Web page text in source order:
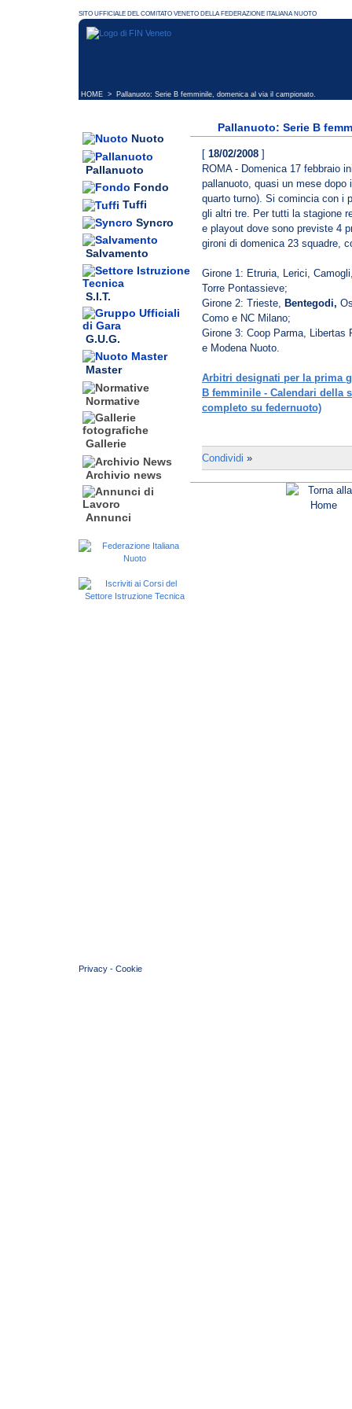
HOME > Pallanuoto: Serie B femminile, domenica al via il campionato.
Nuoto
Pallanuoto
Fondo
Tuffi
Syncro
Salvamento
S.I.T.
G.U.G.
Master
Normative
Gallerie
Archivio news
Annunci
Pallanuoto: Serie B
[ 18/02/2008 ]
ROMA - Domenica 17 febbraio
pallanuoto, quasi un mese
quarto turno). Si comincia con i
gli altri tre. Per tutti la stagione
e playout dove sono previste 4
gironi di domenica 23 squadre,
Girone 1: Etruria, Lerici,
Torre Pontassieve;
Girone 2: Trieste, Bentegodi,
Como e NC Milano;
Girone 3: Coop Parma, Libertas
e Modena Nuoto.
Arbitri designati per la prima
B femminile - Calendari della
completo su federnuoto)
Condividi »
Privacy - Cookie